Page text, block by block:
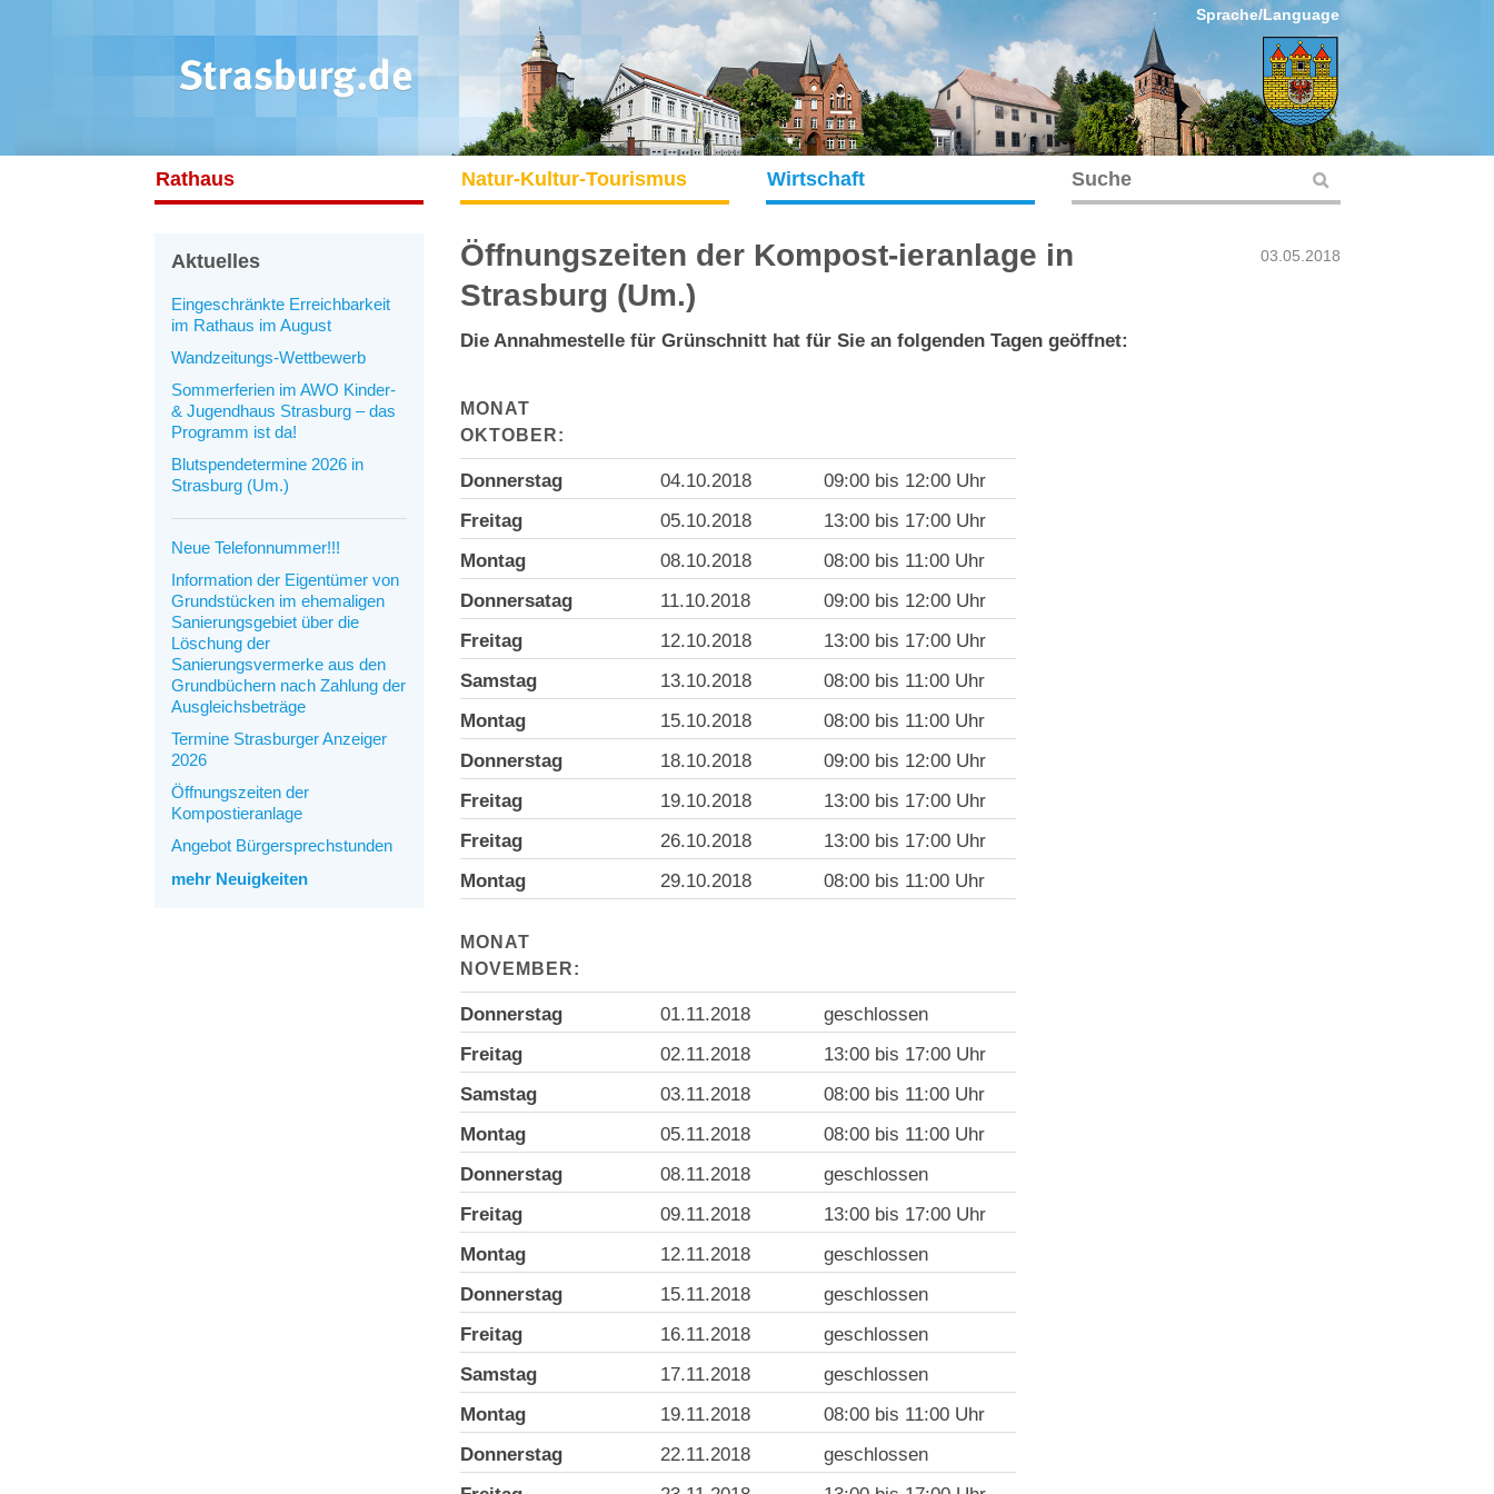
Sprache/Language
Rathaus Natur-Kultur-Tourismus Wirtschaft
Aktuelles
Eingeschränkte Erreichbarkeit
im Rathaus im August
Wandzeitungs-Wettbewerb
Sommerferien im AWO Kinder-
& Jugendhaus Strasburg – das
Programm ist da!
Blutspendetermine 2026 in
Strasburg (Um.)
Neue Telefonnummer!!!
Information der Eigentümer von
Grundstücken im ehemaligen
Sanierungsgebiet über die
Löschung der
Sanierungsvermerke aus den
Grundbüchern nach Zahlung der
Ausgleichsbeträge
Termine Strasburger Anzeiger
2026
Öffnungszeiten der
Kompostieranlage
Angebot Bürgersprechstunden
mehr Neuigkeiten
03.05.2018
Öffnungszeiten der Kompost-ieranlage in
Strasburg (Um.)
Die Annahmestelle für Grünschnitt hat für Sie an folgenden Tagen geöffnet:
MONAT
OKTOBER:
Donnerstag 04.10.2018
09:00 bis 12:00 Uhr
Freitag
05.10.2018
13:00 bis 17:00 Uhr
Montag
08.10.2018
08:00 bis 11:00 Uhr
Donnersatag
11.10.2018
09:00 bis 12:00 Uhr
Freitag
12.10.2018
13:00 bis 17:00 Uhr
Samstag
13.10.2018
08:00 bis 11:00 Uhr
Montag
15.10.2018
08:00 bis 11:00 Uhr
Donnerstag
18.10.2018
09:00 bis 12:00 Uhr
Freitag
19.10.2018
13:00 bis 17:00 Uhr
Freitag
26.10.2018
13:00 bis 17:00 Uhr
Montag
29.10.2018 08:00 bis 11:00 Uhr
MONAT
NOVEMBER:
Donnerstag 01.11.2018
geschlossen
Freitag
02.11.2018
13:00 bis 17:00 Uhr
Samstag
03.11.2018
08:00 bis 11:00 Uhr
Montag
05.11.2018
08:00 bis 11:00 Uhr
Donnerstag
08.11.2018
geschlossen
Freitag
09.11.2018
13:00 bis 17:00 Uhr
Montag
12.11.2018
geschlossen
Donnerstag
15.11.2018
geschlossen
Freitag
16.11.2018
geschlossen
Samstag
17.11.2018
geschlossen
Montag
19.11.2018
08:00 bis 11:00 Uhr
Donnerstag
22.11.2018
geschlossen